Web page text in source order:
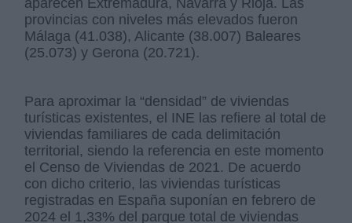
aparecen Extremadura, Navarra y Rioja. Las
provincias con niveles más elevados fueron
Málaga (41.038), Alicante (38.007) Baleares
(25.073) y Gerona (20.721).
Para aproximar la “densidad” de viviendas
turísticas existentes, el INE las refiere al total de
viviendas familiares de cada delimitación
territorial, siendo la referencia en este momento
el Censo de Viviendas de 2021. De acuerdo
con dicho criterio, las viviendas turísticas
registradas en España suponían en febrero de
2024 el 1,33% del parque total de viviendas